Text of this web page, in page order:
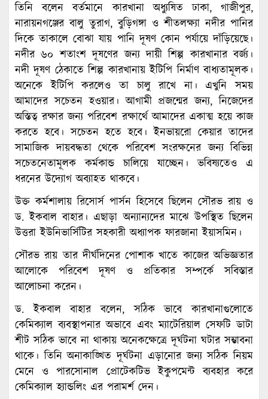
তিনি বলেন বর্তমানে কারখানা অধ্যুষিত ঢাকা, গাজীপুর,
নারায়নগঞ্জের বালু তুরাগ, বুড়িগঙ্গা ও শীতলক্ষ্যা নদীর পানির
দিকে তাকালে বোঝা যায় পানি দূষণ কোন পর্যায়ে দাঁড়িয়েছে।
নদীর ৬০ শতাংশ দূষণের জন্য দায়ী শিল্প কারখানার বর্জ্য।
নদী দূষণ ঠেকাতে শিল্প কারখানায় ইটিপি নির্মাণ বাধ্যতামূলক।
অনেকে ইটিপি করলেও তা চালু রাখে না। এখুনি সময়
আমাদের সচেতন হওয়ার। আগামী প্রজন্মের জন্য, নিজেদের
অস্তিত্ব রক্ষার জন্য পরিবেশ রক্ষার্থে আমাদের একাত্ম হয়ে কাজ
করতে হবে। সচেতন হতে হবে। ইনভায়রো কেয়ার তাদের
সামাজিক দায়বদ্ধতা থেকে পরিবেশ সংরক্ষনের জন্য বিভিন্ন
সচেতনেতামূলক কর্মকান্ড চালিয়ে যাচ্ছেন। ভবিষ্যতেও এ
ধরনের উদ্যোগ অব্যাহত থাকবে।
উক্ত কর্মশালায় রিসোর্স পার্সন হিসেবে ছিলেন সৌরভ রায় ও
ড. ইকবাল বাহার। এছাড়া অন্যান্যদের মাঝে উপস্থিত ছিলেন
উত্তরা ইউনিভার্সিটির সহকারী অধ্যাপক ফারজানা ইয়াসমিন।
সৌরভ রায় তার দীর্ঘদিনের পোশাক খাতে কাজের অভিজ্ঞতার
আলোকে পরিবেশ দূষণ ও প্রতিকার সম্পর্কে সবিস্তার
আলোচনা করেন।
ড. ইকবাল বাহার বলেন, সঠিক ভাবে কারখানাগুলোতে
কেমিক্যাল ব্যবস্থাপনার অভাবে এবং ম্যাটেরিয়াল সেফটি ডাটা
শীট সঠিক ভাবে না থাকায় অনেকক্ষেত্রে দূর্ঘটনা ঘটার সম্ভাবনা
থাকে। তিনি অনাকাঙ্খিত দূর্ঘটনা এড়ানোর জন্য সঠিক নিয়ম
মেনে ও পারসোনাল প্রোটেকটিভ ইকুপমেন্ট ব্যবহার করে
কেমিক্যাল হ্যান্ডলিং এর পরামর্শ দেন।